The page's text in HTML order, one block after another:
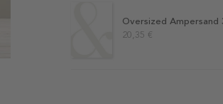
Oversized Ampersand
20,35 €